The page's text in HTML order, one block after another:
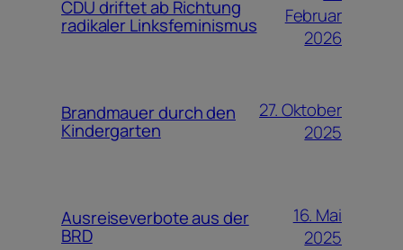
CDU driftet ab Richtung
radikaler Linksfeminismus
Februar
2026
Brandmauer durch den
Kindergarten
27. Oktober
2025
Ausreiseverbote aus der
BRD
16. Mai
2025